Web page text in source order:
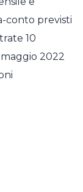
conto previsti
10
2022